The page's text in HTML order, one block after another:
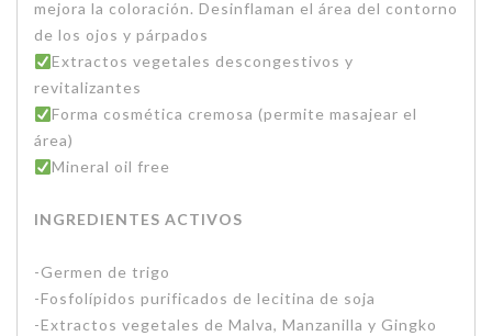
mejora la coloración. Desinflaman el área del contorno
de los ojos y párpados
Extractos vegetales descongestivos y
revitalizantes
Forma cosmética cremosa (permite masajear el
área)
Mineral oil free
INGREDIENTES ACTIVOS
-Germen de trigo
-Fosfolípidos purificados de lecitina de soja
-Extractos vegetales de Malva, Manzanilla y Gingko